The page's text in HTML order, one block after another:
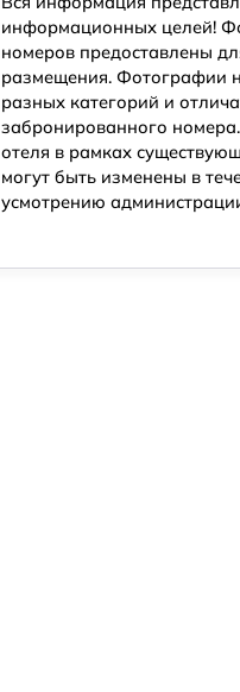
информационных целей!
номеров предоставлены
размещения. Фотографии
разных категорий и
забронированного
отеля в рамках
могут быть изменены в
усмотрению